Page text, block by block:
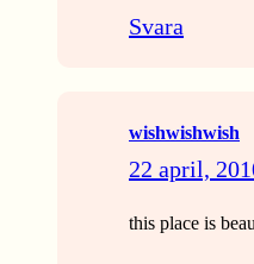
Svara
wishwishwish
22 april,
this place is